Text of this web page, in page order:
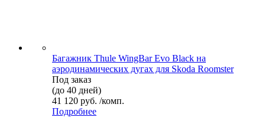
Багажник Thule WingBar Evo Black на
аэродинамических дугах для Skoda Roomster
Под заказ
(до 40 дней)
41 120 руб. /комп.
Подробнее